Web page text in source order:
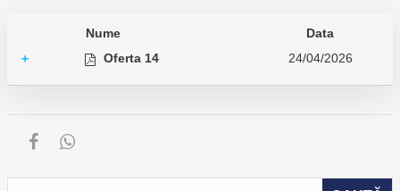
Nume
Data
+
Oferta 14 24/04/2026